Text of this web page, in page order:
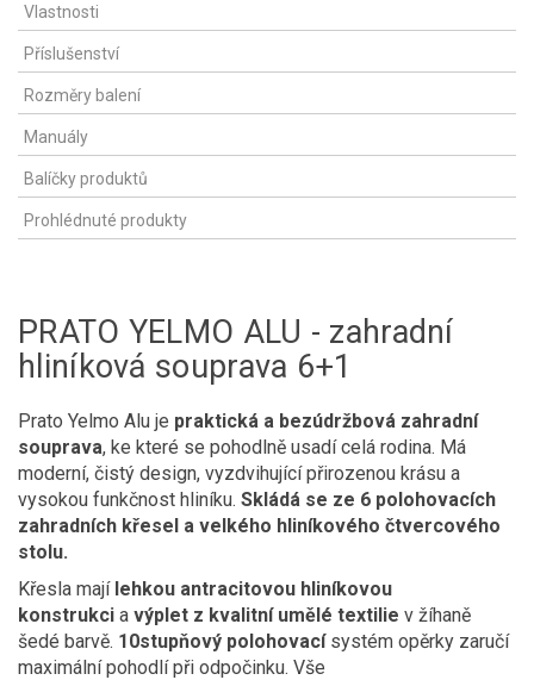
Vlastnosti
Příslušenství
Rozměry balení
Manuály
Balíčky produktů
Prohlédnuté produkty
PRATO YELMO ALU - zahradní
hliníková souprava 6+1
Prato Yelmo Alu je praktická a bezúdržbová zahradní
souprava, ke které se pohodlně usadí celá rodina. Má
moderní, čistý design, vyzdvihující přirozenou krásu a
vysokou funkčnost hliníku. Skládá se ze 6 polohovacích
zahradních křesel a velkého hliníkového čtvercového
stolu.
Křesla mají lehkou antracitovou hliníkovou
konstrukci a výplet z kvalitní umělé textilie v žíhaně
šedé barvě. 10stupňový polohovací systém opěrky zaručí
maximální pohodlí při odpočinku. Vše